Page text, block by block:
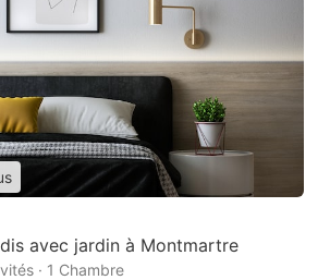
avec jardin à Montmartre
· 1 Chambre